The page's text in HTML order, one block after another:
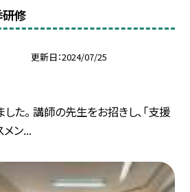
修
更新日 2024/07/25
た。 講師の先生をお招きし、「支援
ン...